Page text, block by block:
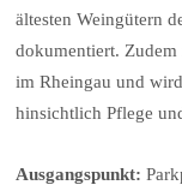
ältesten Weingütern
dokumentiert. Zudem
im Rheingau und
hinsichtlich Pflege
Ausgangspunkt: